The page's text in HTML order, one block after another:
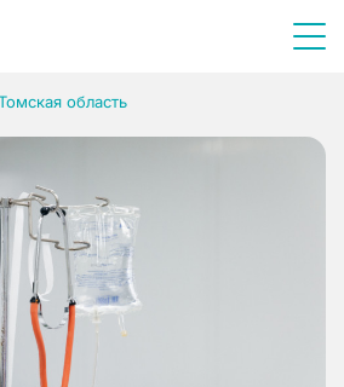
область